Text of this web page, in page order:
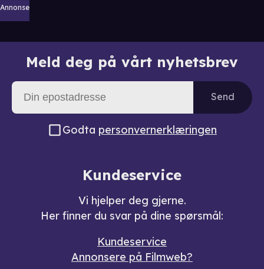
Annonse
Meld deg på vårt nyhetsbrev
Send
Godta personvernerklæringen
Kundeservice
Vi hjelper deg gjerne.
Her finner du svar på dine spørsmål:
Kundeservice
Annonsere på Filmweb?